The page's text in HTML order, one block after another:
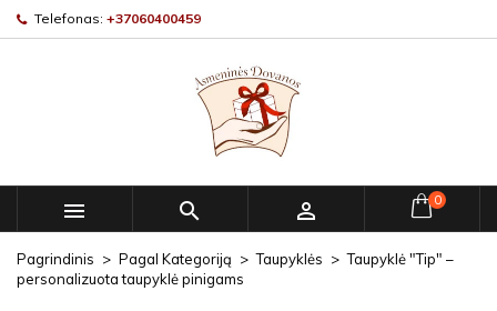
Telefonas: +37060400459
   0
Pagrindinis Pagal Kategoriją Taupyklės
Taupyklė "Tip" –
personalizuota taupyklė pinigams